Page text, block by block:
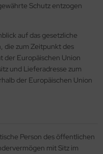
Schutz entzogen
auf das gesetzliche
die zum Zeitpunkt des
der Europäischen Union
und Lieferadresse zum
der Europäischen Union
Person des öffentlichen
mit Sitz im